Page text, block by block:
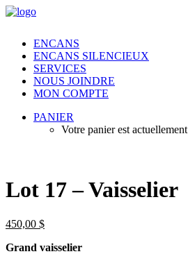
ENCANS
ENCANS SILENCIEUX
SERVICES
NOUS JOINDRE
MON COMPTE
PANIER
Votre panier est
Lot 17 – Vaisselier
450,00 $
Grand vaisselier